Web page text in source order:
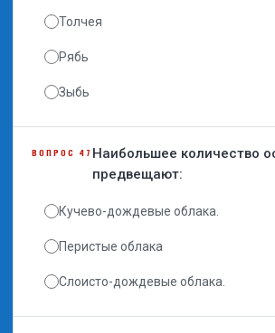
Толчея
Рябь
Зыбь
ВОПРОС 47 Наибольшее количество
предвещают:
Кучево-дождевые облака.
Перистые облака
Слоисто-дождевые облака.